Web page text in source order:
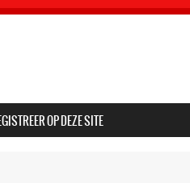
OP DEZE SITE